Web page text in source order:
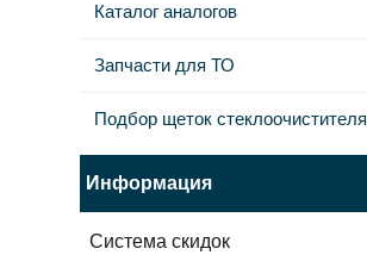
Каталог аналогов
Запчасти для ТО
Подбор щеток стеклоочистителя
Информация
Система скидок